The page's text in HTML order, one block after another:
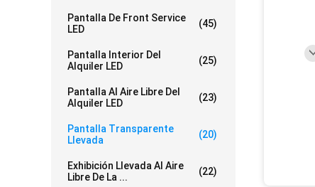
Pantalla De Front Service
LED
(45)
Pantalla Interior Del
Alquiler LED
(25)
Pantalla Al Aire Libre Del
Alquiler LED
(23)
Pantalla Transparente
Llevada
(20)
Exhibición Llevada Al Aire
Libre De La ...
(22)